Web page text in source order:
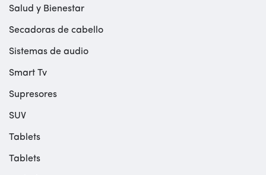
Salud y Bienestar
Secadoras de cabello
Sistemas de audio
Smart Tv
Supresores
SUV
Tablets
Tablets